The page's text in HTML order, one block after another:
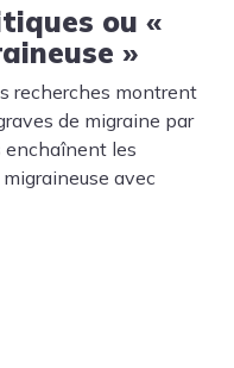
ou «
»
recherches montrent
de migraine par
enchaînent les
avec